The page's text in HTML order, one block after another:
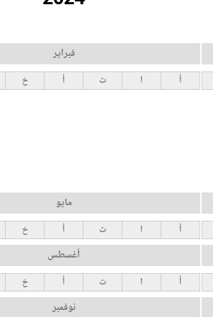
فبراير
أ ا ث أ خ
مايو
أ ا ث أ خ
أغسطس
أ ا ث أ خ
نوفمبر